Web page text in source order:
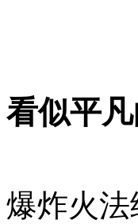
看似平
爆炸火